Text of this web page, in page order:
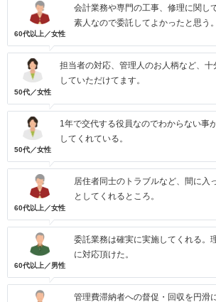
60代以上／女性
会計業務や専門の工事、修理に関し
素人なので委託してよかったと思う。
50代／女性
担当者の対応、管理人のお人柄など、
していただけてます。
50代／女性
1年で交代する役員なのでわからない事
してくれている。
60代以上／女性
居住者同士のトラブルなど、間に入
としてくれるところ。
60代以上／男性
委託業務は確実に実施してくれる。
に対応頂けた。
管理費滞納者への督促・回収を円滑